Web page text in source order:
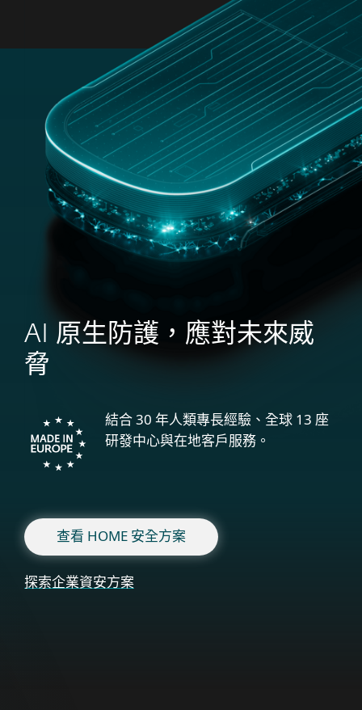
MENU
AI 原生防護，應對未來威
脅
結合 30 年人類專長經驗、全球 13 座
研發中心與在地客戶服務。
查看 HOME 安全方案
探索企業資安方案